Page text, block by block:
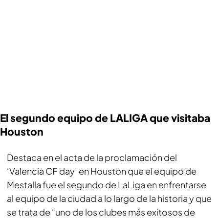
El segundo equipo de LALIGA que visitaba
Houston
Destaca en el acta de la proclamación del
‘Valencia CF day’ en Houston que el equipo de
Mestalla fue el segundo de LaLiga en enfrentarse
al equipo de la ciudad a lo largo de la historia y que
se trata de “uno de los clubes más exitosos de